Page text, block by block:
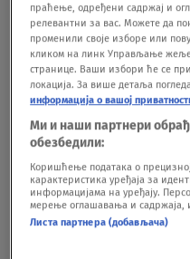
Ako imate naviku
u kupatilu, to bi
Umesto toga, držite
ormaru gde neće biti
i tuša.‘U vlažnom
razmnožavaju, a to
mirise’ – ističe
odeću, operite veš što
праћење, одређени садржај и
релевантни за вас. Можете да
променили своје изборе или
кликом на линк Управљање
странице. Ваши избори ће се
локација. За више детаља
информација о вашој
Ми и наши партнери
обезбедили:
Коришћење података о
карактеристика уређаја за
информацијама на уређају.
мерење оглашавања и садржаја,
Листа партнера (добављача)